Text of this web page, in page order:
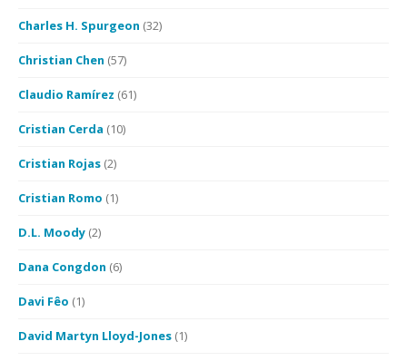
Charles H. Spurgeon (32)
Christian Chen (57)
Claudio Ramírez (61)
Cristian Cerda (10)
Cristian Rojas (2)
Cristian Romo (1)
D.L. Moody (2)
Dana Congdon (6)
Davi Fêo (1)
David Martyn Lloyd-Jones (1)